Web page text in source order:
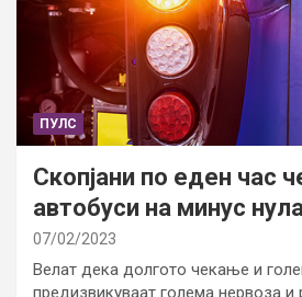
ПУЛС
Скопјани по еден час
автобуси на минус нула
07/02/2023
Велат дека долгото чекање и
предизвикуваат голема нервоза и